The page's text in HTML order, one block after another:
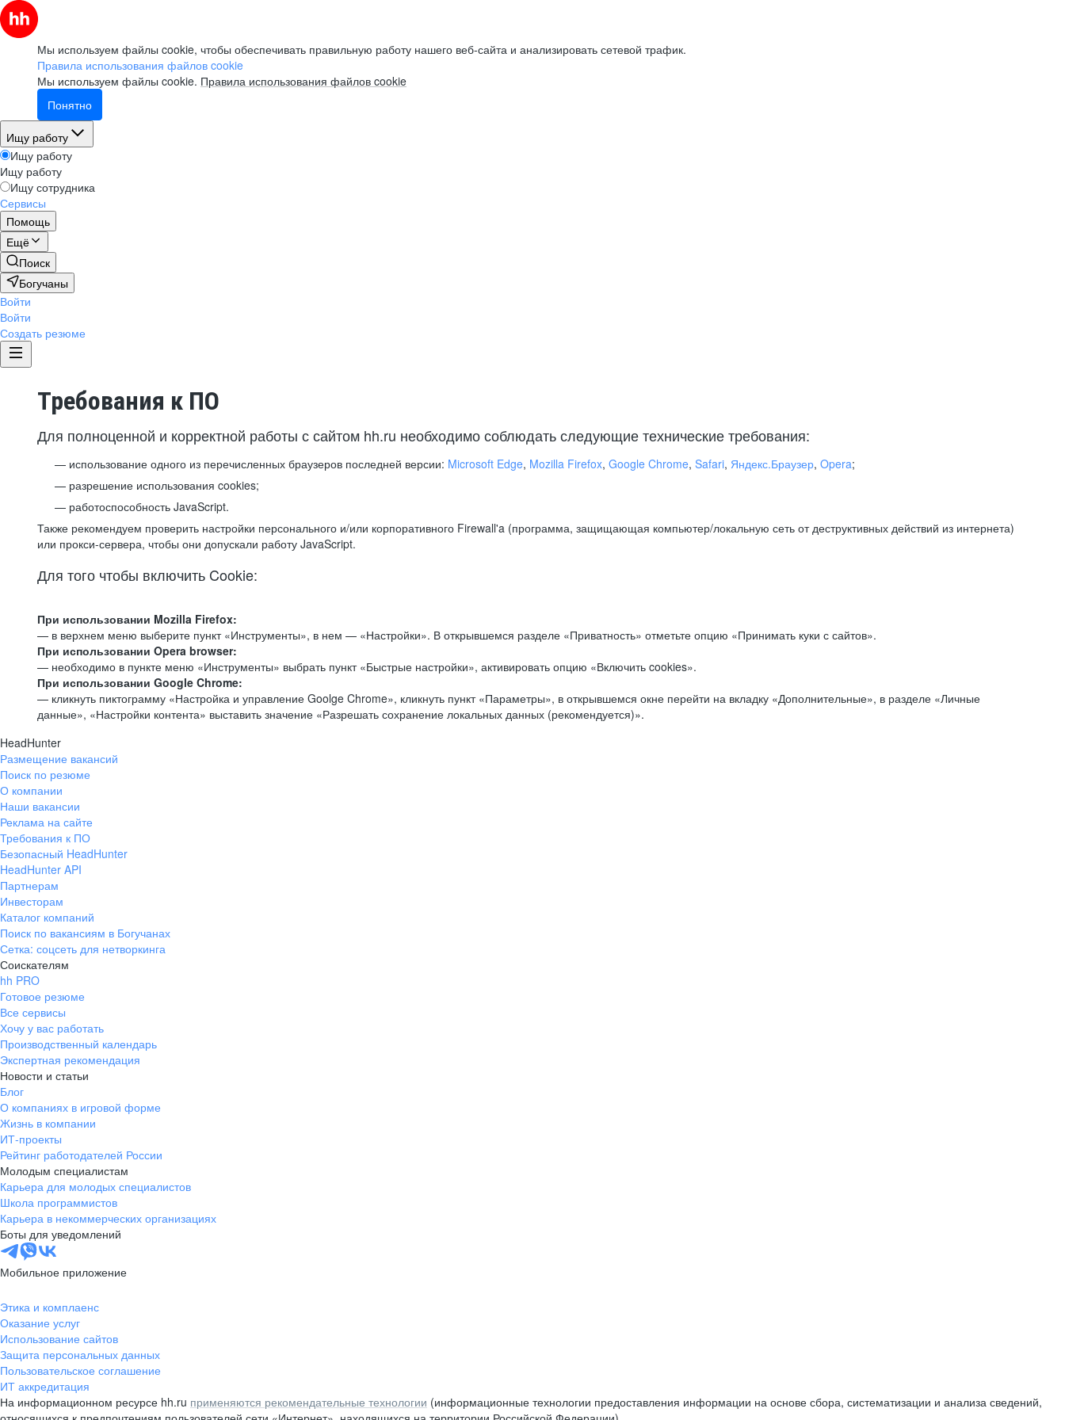
Мы используем файлы cookie, чтобы обеспечивать правильную работу нашего веб-сайта и анализировать сетевой трафик.
Правила использования файлов cookie
Мы используем файлы cookie. Правила использования файлов cookie
Понятно
Ищу работу
Ищу работу
Ищу работу
Ищу сотрудника
Сервисы
Помощь
Ещё
Поиск
Богучаны
Войти
Войти
Создать резюме
Требования к ПО
Для полноценной и корректной работы с сайтом hh.ru необходимо соблюдать следующие технические требования:
использование одного из перечисленных браузеров последней версии: Microsoft Edge, Mozilla Firefox, Google Chrome, Safari, Яндекс.Браузер, Opera;
разрешение использования cookies;
работоспособность JavaScript.
Также рекомендуем проверить настройки персонального и/или корпоративного Firewall'a (программа, защищающая компьютер/локальную сеть от деструктивных действий из интернета)
или прокси-сервера, чтобы они допускали работу JavaScript.
Для того чтобы включить Cookie:
При использовании Mozilla Firefox:
— в верхнем меню выберите пункт «Инструменты», в нем — «Настройки». В открывшемся разделе «Приватность» отметьте опцию «Принимать куки с сайтов».
При использовании Opera browser:
— необходимо в пункте меню «Инструменты» выбрать пункт «Быстрые настройки», активировать опцию «Включить cookies».
При использовании Google Chrome:
— кликнуть пиктограмму «Настройка и управление Goolge Chrome», кликнуть пункт «Параметры», в открывшемся окне перейти на вкладку «Дополнительные», в разделе «Личные
данные», «Настройки контента» выставить значение «Разрешать сохранение локальных данных (рекомендуется)».
HeadHunter
Размещение вакансий
Поиск по резюме
О компании
Наши вакансии
Реклама на сайте
Требования к ПО
Безопасный HeadHunter
HeadHunter API
Партнерам
Инвесторам
Каталог компаний
Поиск по вакансиям в Богучанах
Сетка: соцсеть для нетворкинга
Соискателям
hh PRO
Готовое резюме
Все сервисы
Хочу у вас работать
Производственный календарь
Экспертная рекомендация
Новости и статьи
Блог
О компаниях в игровой форме
Жизнь в компании
ИТ-проекты
Рейтинг работодателей России
Молодым специалистам
Карьера для молодых специалистов
Школа программистов
Карьера в некоммерческих организациях
Боты для уведомлений
Мобильное приложение
Этика и комплаенс
Оказание услуг
Использование сайтов
Защита персональных данных
Пользовательское соглашение
ИТ аккредитация
На информационном ресурсе hh.ru применяются рекомендательные технологии (информационные технологии предоставления информации на основе сбора, систематизации и анализа сведений,